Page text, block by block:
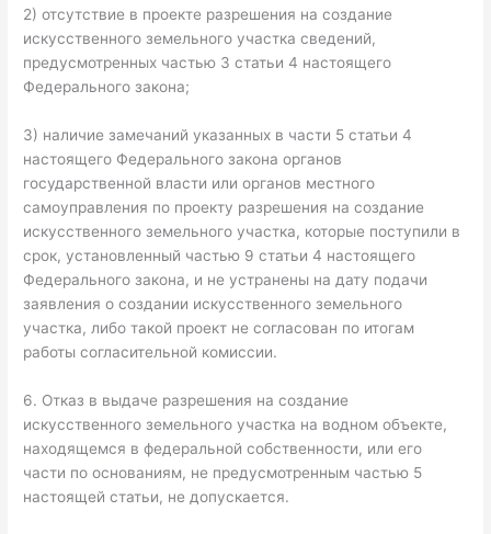
2) отсутствие в проекте разрешения на создание
искусственного земельного участка сведений,
предусмотренных частью 3 статьи 4 настоящего
Федерального закона;
3) наличие замечаний указанных в части 5 статьи 4
настоящего Федерального закона органов
государственной власти или органов местного
самоуправления по проекту разрешения на создание
искусственного земельного участка, которые поступили в
срок, установленный частью 9 статьи 4 настоящего
Федерального закона, и не устранены на дату подачи
заявления о создании искусственного земельного
участка, либо такой проект не согласован по итогам
работы согласительной комиссии.
6. Отказ в выдаче разрешения на создание
искусственного земельного участка на водном объекте,
находящемся в федеральной собственности, или его
части по основаниям, не предусмотренным частью 5
настоящей статьи, не допускается.